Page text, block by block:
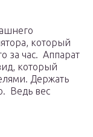
который
за час. Аппарат
который
Держать
Ведь вес